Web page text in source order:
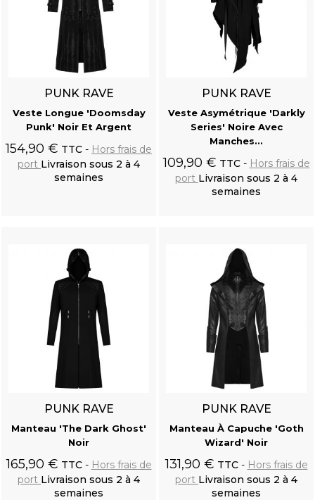
PUNK RAVE
Veste Longue 'Doomsday
Punk' Noir Et Argent
154,90 € TTC
Hors frais de
port Livraison sous 2 à 4
semaines
PUNK RAVE
Veste Asymétrique 'Darkly
Series' Noire Avec
Manches...
109,90 € TTC
Hors frais de
port Livraison sous 2 à 4
semaines
PUNK RAVE
Manteau 'The Dark Ghost'
Noir
165,90 € TTC
Hors frais de
port Livraison sous 2 à 4
semaines
PUNK RAVE
Manteau À Capuche 'Goth
Wizard' Noir
131,90 € TTC
Hors frais de
port Livraison sous 2 à 4
semaines